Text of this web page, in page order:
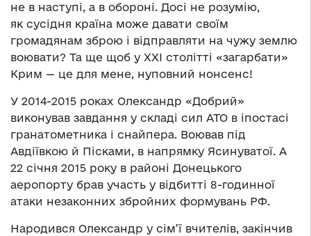
не в наступі, а в обороні. Досі не розумію,
як сусідня країна може давати своїм
громадянам зброю і відправляти на чужу землю
воювати? Та ще щоб у XXI столітті «загарбати»
Крим — це для мене, нуповний нонсенс!
У 2014-2015 роках Олександр «Добрий»
виконував завдання у складі сил АТО в іпостасі
гранатометника і снайпера. Воював під
Авдіївкою й Пісками, в напрямку Ясинуватої. А
22 січня 2015 року в районі Донецького
аеропорту брав участь у відбитті 8-годинної
атаки незаконних збройних формувань РФ.
Народився Олександр у сім’ї вчителів, закінчив